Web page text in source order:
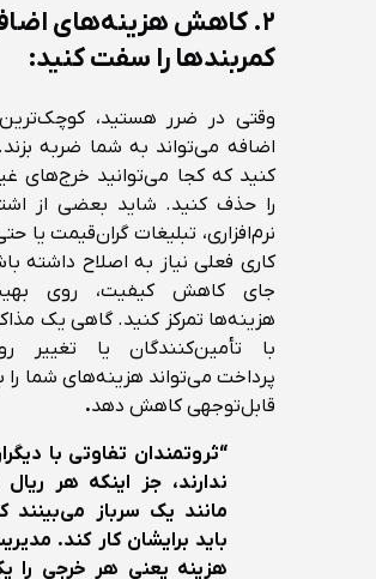
۲. کاهش هزینه‌های
کمربندها را سفت کنید:
وقتی در ضرر هستید،
اضافه می‌تواند به شما ضربه
کنید که کجا می‌توانید خرج‌های
را حذف کنید. شاید بعضی از
نرم‌افزاری، تبلیغات گران‌قیمت یا
کاری فعلی نیاز به اصلاح داشته
جای کاهش کیفیت، روی
هزینه‌ها تمرکز کنید. گاهی یک
با تأمین‌کنندگان یا تغییر
پرداخت می‌تواند هزینه‌های شما
قابل‌توجهی کاهش دهد.
“ثروتمندان تفاوتی با
ندارند، جز اینکه هر ریال
مانند یک سرباز می‌بینند
باید برایشان کار کند.
هزینه یعنی هر خرجی را